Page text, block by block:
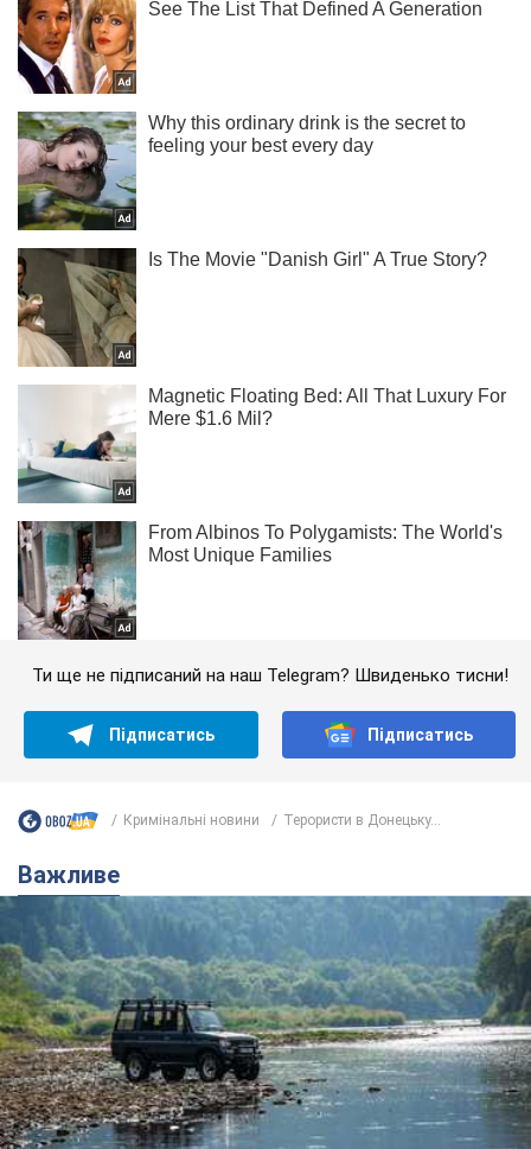
Ти ще не підписаний на наш Telegram? Швиденько тисни!
Підписатись Підписатись
Кримінальні новини Терористи в Донецьку...
Важливе